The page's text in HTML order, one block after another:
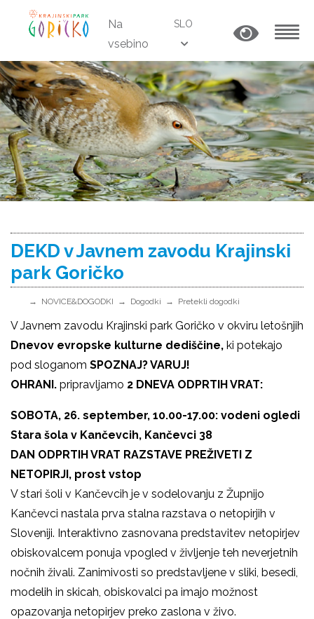
Na
vsebino
SLO
DEKD v Javnem zavodu Krajinski
park Goričko
NOVICE&DOGODKI Dogodki Pretekli dogodki
V Javnem zavodu Krajinski park Goričko v okviru letošnjih
Dnevov evropske kulturne dediščine, ki potekajo
pod sloganom SPOZNAJ? VARUJ!
OHRANI. pripravljamo 2 DNEVA ODPRTIH VRAT:
SOBOTA, 26. september, 10.00-17.00: vodeni ogledi
Stara šola v Kančevcih, Kančevci 38
DAN ODPRTIH VRAT RAZSTAVE PREŽIVETI Z
NETOPIRJI, prost vstop
V stari šoli v Kančevcih je v sodelovanju z Župnijo
Kančevci nastala prva stalna razstava o netopirjih v
Sloveniji. Interaktivno zasnovana predstavitev netopirjev
obiskovalcem ponuja vpogled v življenje teh neverjetnih
nočnih živali. Zanimivosti so predstavljene v sliki, besedi,
modelih in skicah, obiskovalci pa imajo možnost
opazovanja netopirjev preko zaslona v živo.